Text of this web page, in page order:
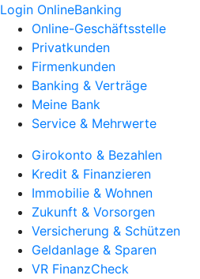
Login OnlineBanking
Online-Geschäftsstelle
Privatkunden
Firmenkunden
Banking & Verträge
Meine Bank
Service & Mehrwerte
Girokonto & Bezahlen
Kredit & Finanzieren
Immobilie & Wohnen
Zukunft & Vorsorgen
Versicherung & Schützen
Geldanlage & Sparen
VR FinanzCheck